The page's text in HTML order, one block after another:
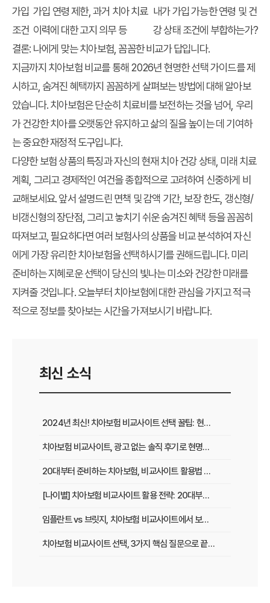
가입
조건
가입 연령 제한, 과거 치아 치료
이력에 대한 고지 의무 등
내가 가입 가능한 연령 및 건
강 상태 조건에 부합하는가?
결론: 나에게 맞는 치아보험, 꼼꼼한 비교가 답입니다.
지금까지 치아보험 비교를 통해 2026년 현명한 선택 가이드를 제
시하고, 숨겨진 혜택까지 꼼꼼하게 살펴보는 방법에 대해 알아보
았습니다. 치아보험은 단순히 치료비를 보전하는 것을 넘어, 우리
가 건강한 치아를 오랫동안 유지하고 삶의 질을 높이는 데 기여하
는 중요한 재정적 도구입니다.
다양한 보험 상품의 특징과 자신의 현재 치아 건강 상태, 미래 치료
계획, 그리고 경제적인 여건을 종합적으로 고려하여 신중하게 비
교해보세요. 앞서 설명드린 면책 및 감액 기간, 보장 한도, 갱신형/
비갱신형의 장단점, 그리고 놓치기 쉬운숨겨진 혜택 등을 꼼꼼히
따져보고, 필요하다면 여러 보험사의 상품을 비교 분석하여 자신
에게 가장 유리한 치아보험을 선택하시기를 권해드립니다. 미리
준비하는 지혜로운 선택이 당신의 빛나는 미소와 건강한 미래를
지켜줄 것입니다. 오늘부터 치아보험에 대한 관심을 가지고 적극
적으로 정보를 찾아보는 시간을 가져보시기 바랍니다.
최신 소식
2024년 최신! 치아보험 비교사이트 선택 꿀팁: 현명한 가입 전략 완벽 분석
치아보험 비교사이트, 광고 없는 솔직 후기로 현명하게 선택하는 법
20대부터 준비하는 치아보험, 비교사이트 활용법 A to Z
[나이별] 치아보험 비교사이트 활용 전략: 20대부터 60대까지 맞춤 가이드
임플란트 vs 브릿지, 치아보험 비교사이트에서 보장 범위 꼼꼼하게 확인하는 꿀팁
치아보험 비교사이트 선택, 3가지 핵심 질문으로 끝내기